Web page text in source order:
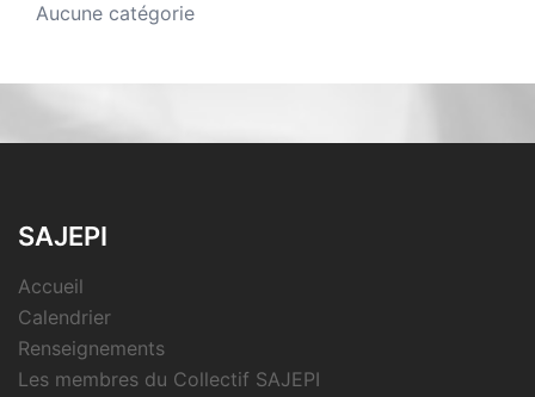
Aucune catégorie
SAJEPI
Accueil
Calendrier
Renseignements
Les membres du Collectif SAJEPI